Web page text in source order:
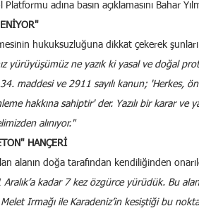
adına basın açıklamasını Bahar
hukuksuzluğuna dikkat çekerek
yürüyüşümüz ne yazık ki yasal ve doğal
maddesi ve 2911 sayılı kanun; 'Herkes,
hakkına sahiptir' der. Yazılı bir karar ve
alınıyor."
HANÇERİ
alanın doğa tarafından kendiliğinden
Aralık’a kadar 7 kez özgürce yürüdük. Bu
Irmağı ile Karadeniz’in kesiştiği bu